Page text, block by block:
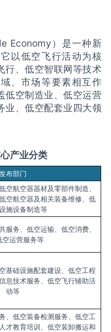
Economy）是一种新
以低空飞行活动为核
行、低空智联网等技术
、市场等要素相互作
低空制造业、低空运营
业、低空配套业四大领
产业分类
布部门
空航空器器材及零部件制造、
空航空器及相关装备维修、低
施设备制造等
服务、低空运输、低空消费、
空运营服务等
基础设施配套建设、低空工程
息技术服务、低空飞行辅助活
动等
、低空装备检测服务、低空工
才教育培训、低空装卸搬运和